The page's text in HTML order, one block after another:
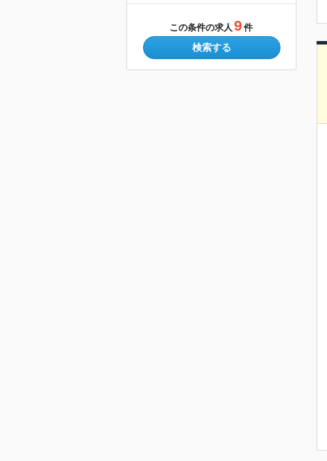
この条件の求人 9 件
検索する